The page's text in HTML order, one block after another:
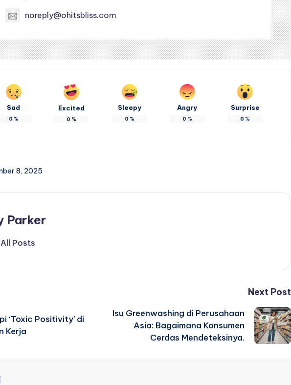
noreply@ohitsbliss.com
Sad
0 %
Excited
0 %
Sleepy
0 %
Angry
0 %
Surprise
0 %
8, 2025
Parker
Posts
‘Toxic Positivity’ di
Kerja
Next Post
Isu Greenwashing di Perusahaan
Asia: Bagaimana Konsumen
Cerdas Mendeteksinya.